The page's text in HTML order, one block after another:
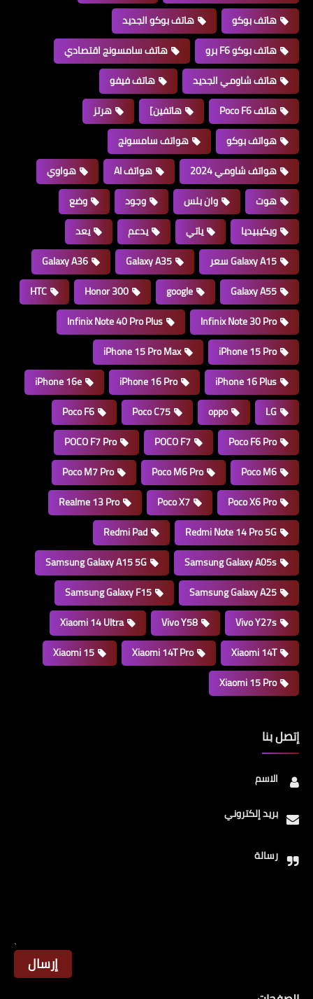
هاتف بوكو
هاتف بوكو الجديد
هاتف بوكو F6 برو
هاتف سامسونج اقتصادي
هاتف شاومي الجديد
هاتف فيفو
هاتف Poco F6
هاتفين]
هرتز
هواتف بوكو
هواتف سامسونج
هواتف شاومي 2024
هواتف AI
هواوي
هوت
وان بلس وجود
وضع
ويكيبيديا
ياتي يدعم
يعد
Galaxy A15 سعر
Galaxy A35
Galaxy A36
Galaxy A55
google
Honor 300
HTC
Infinix Note 30 Pro
Infinix Note 40 Pro Plus
iPhone 15 Pro
iPhone 15 Pro Max
iPhone 16 Plus
iPhone 16 Pro
iPhone 16e
LG
oppo
Poco C75
Poco F6
Poco F6 Pro
POCO F7
POCO F7 Pro
Poco M6
Poco M6 Pro
Poco M7 Pro
Poco X6 Pro
Poco X7
Realme 13 Pro
Redmi Note 14 Pro 5G
Redmi Pad
Samsung Galaxy A05s
Samsung Galaxy A15 5G
Samsung Galaxy A25
Samsung Galaxy F15
Vivo Y27s
Vivo Y58
Xiaomi 14 Ultra
Xiaomi 14T
Xiaomi 14T Pro
Xiaomi 15
Xiaomi 15 Pro
إتصل بنا
الاسم
بريد إلكتروني
رسالة